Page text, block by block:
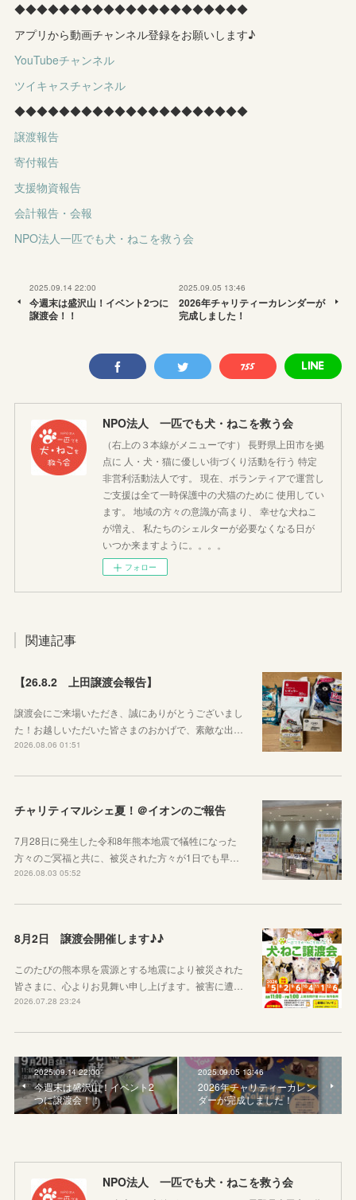
◆◆◆◆◆◆◆◆◆◆◆◆◆◆◆◆◆◆◆◆◆
アプリから動画チャンネル登録をお願いします♪
YouTubeチャンネル
ツイキャスチャンネル
◆◆◆◆◆◆◆◆◆◆◆◆◆◆◆◆◆◆◆◆◆
譲渡報告
寄付報告
支援物資報告
会計報告・会報
NPO法人一匹でも犬・ねこを救う会
2025.09.14 22:00
今週末は盛沢山！イベント2つに
譲渡会！！
2025.09.05 13:46
2026年チャリティーカレンダーが
完成しました！
NPO法人 一匹でも犬・ねこを救う会
（右上の３本線がメニューです） 長野県上田市を拠
点に 人・犬・猫に優しい街づくり活動を行う 特定
非営利活動法人です。 現在、ボランティアで運営し
ご支援は全て一時保護中の犬猫のために 使用してい
ます。 地域の方々の意識が高まり、 幸せな犬ねこ
が増え、 私たちのシェルターが必要なくなる日が
いつか来ますように。。。。
フォロー
関連記事
【26.8.2 上田譲渡会報告】
譲渡会にご来場いただき、誠にありがとうございまし
た！お越しいただいた皆さまのおかげで、素敵な出…
2026.08.06 01:51
チャリティマルシェ夏！＠イオンのご報告
7月28日に発生した令和8年熊本地震で犠牲になった
方々のご冥福と共に、被災された方々が1日でも早…
2026.08.03 05:52
8月2日 譲渡会開催します♪♪
このたびの熊本県を震源とする地震により被災された
皆さまに、心よりお見舞い申し上げます。被害に遭…
2026.07.28 23:24
2025.09.14 22:00
今週末は盛沢山！イベント2
つに譲渡会！！
2025.09.05 13:46
2026年チャリティーカレン
ダーが完成しました！
NPO法人 一匹でも犬・ねこを救う会